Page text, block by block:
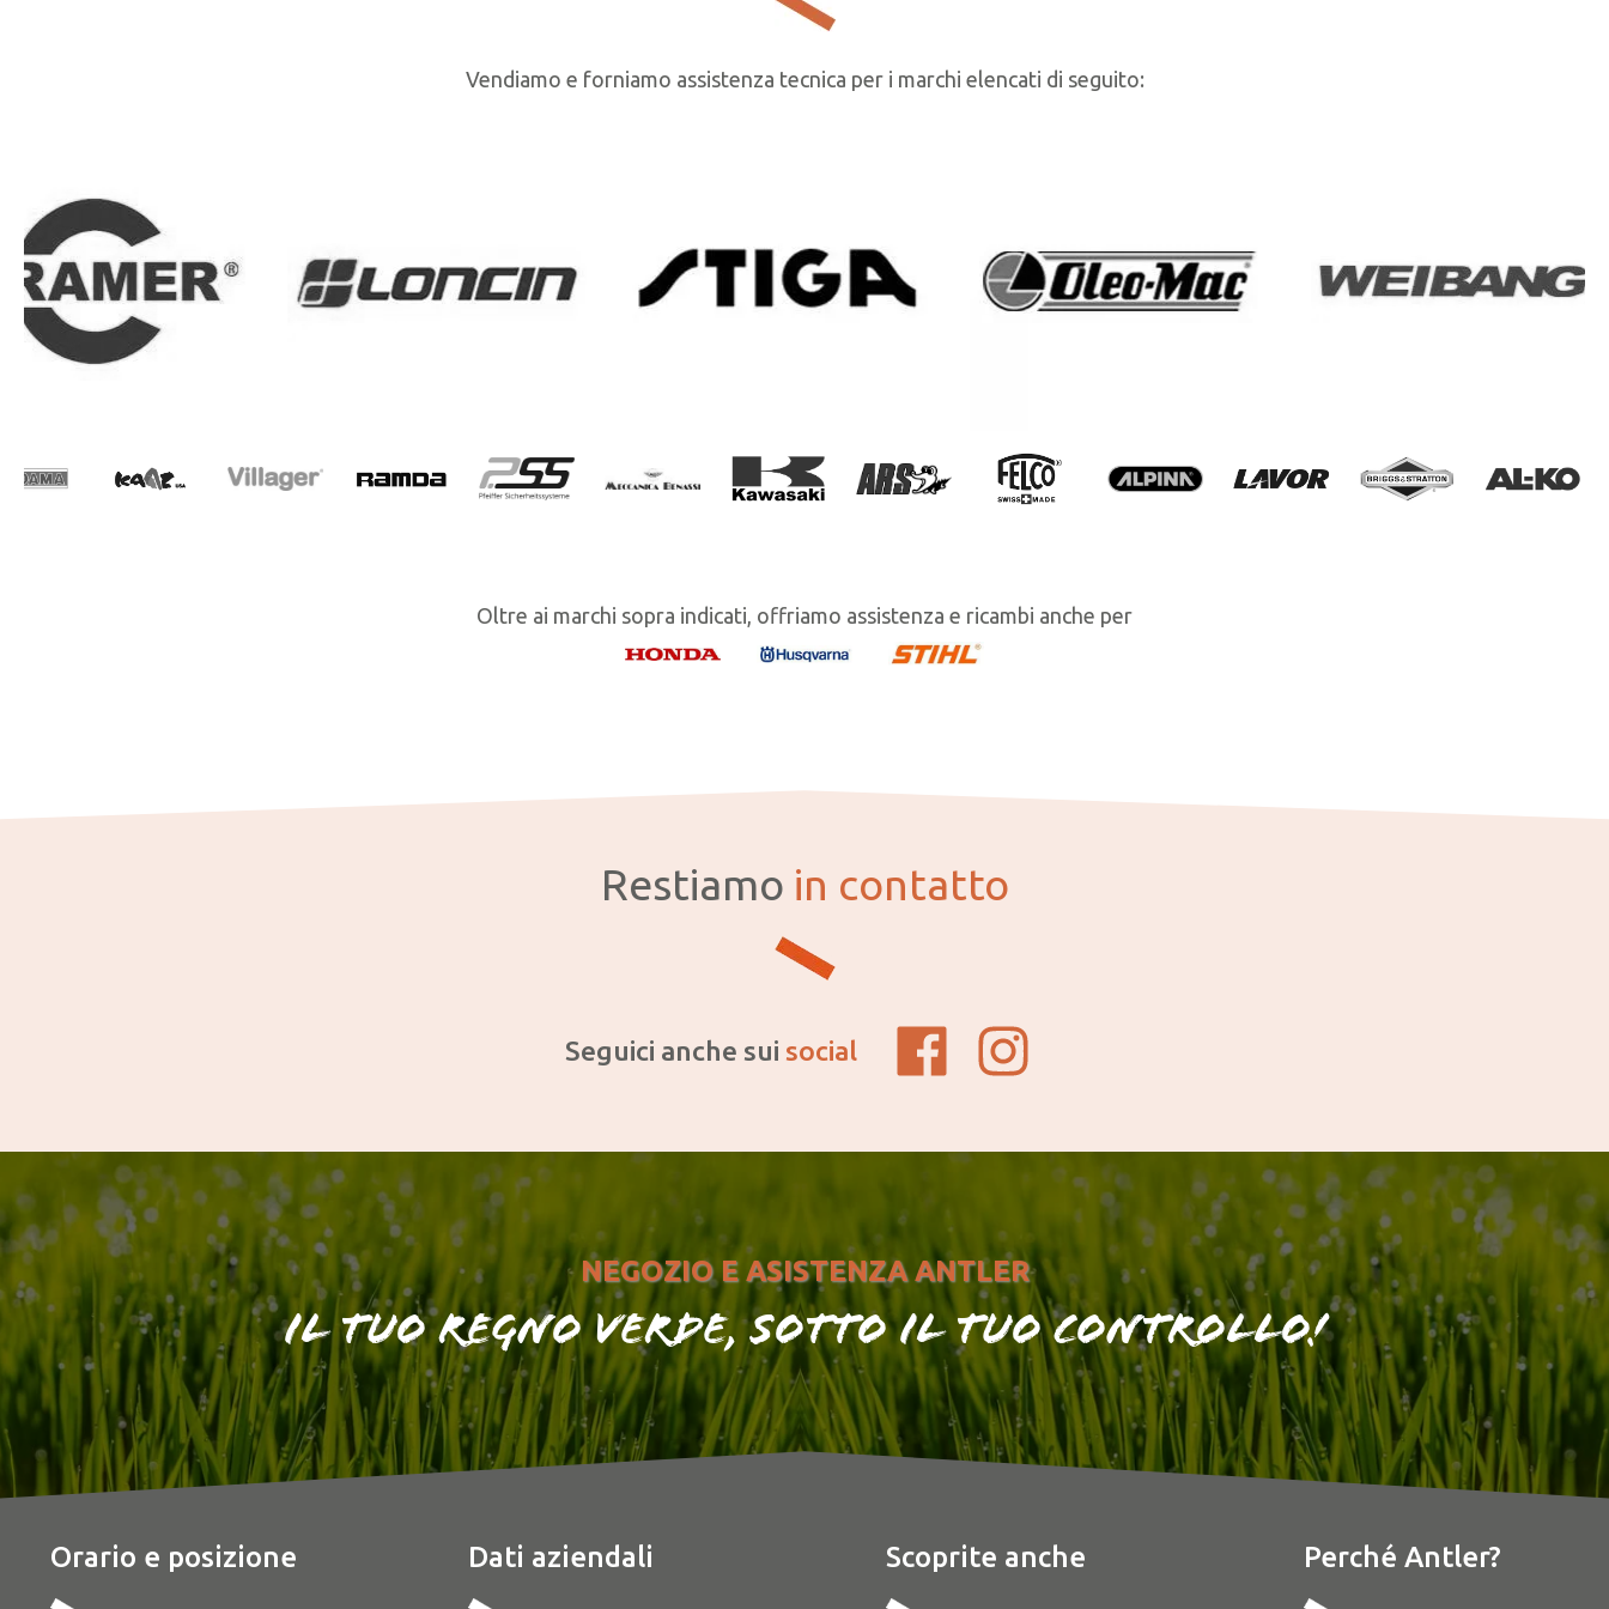
Vendiamo e forniamo assistenza tecnica per i marchi elencati di seguito:
Oltre ai marchi sopra indicati, offriamo assistenza e ricambi anche per
Restiamo in contatto
Seguici anche sui social
NEGOZIO E ASISTENZA ANTLER
Il tuo regno verde, sotto il tuo controllo!
Orario e posizione Dati aziendali Scoprite anche Perché Antler?